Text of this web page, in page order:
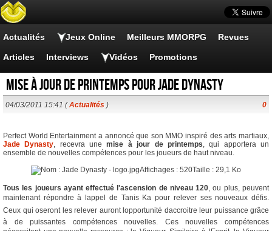
Actualités Jeux Online Meilleurs MMORPG Revues
Articles Interviews Vidéos Promotions
Mise à jour de Printemps pour Jade Dynasty
04/03/2011 15:41 (Actualités ) 0
Perfect World Entertainment a annoncé que son MMO inspiré des arts martiaux,
Jade Dynasty, recevra unemise à jour de printemps, qui apportera un
ensemble de nouvelles compétences pour les joueurs de haut niveau.
Tous les joueurs ayant effectué l'ascension de niveau 120, ou plus, peuvent
maintenant répondre à lappel de Tanis Ka pour relever ses nouveaux défis.
Ceux qui oseront les relever auront lopportunité daccroitre leur puissance grâce
à de puissantes compétences nouvelles. Ces nouvelles compétences